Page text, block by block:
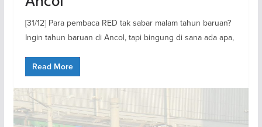
[31/12] Para pembaca RED tak sabar malam tahun baruan?
Ingin tahun baruan di Ancol, tapi bingung di sana ada apa,
Read More